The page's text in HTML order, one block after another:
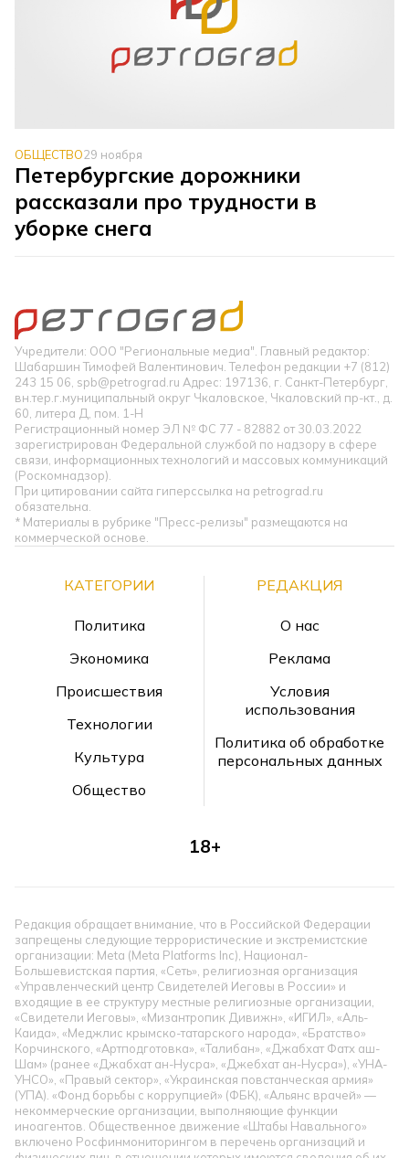
ОБЩЕСТВО29 ноября
Петербургские дорожники
рассказали про трудности в
уборке снега
Учредители: ООО "Региональные медиа". Главный редактор:
Шабаршин Тимофей Валентинович. Телефон редакции +7 (812)
243 15 06, spb@petrograd.ru Адрес: 197136, г. Санкт-Петербург,
вн.тер.г.муниципальный округ Чкаловское, Чкаловский пр-кт., д.
60, литера Д, пом. 1-Н
Регистрационный номер ЭЛ № ФС 77 - 82882 от 30.03.2022
зарегистрирован Федеральной службой по надзору в сфере
связи, информационных технологий и массовых коммуникаций
(Роскомнадзор).
При цитировании сайта гиперссылка на petrograd.ru
обязательна.
* Материалы в рубрике "Пресс-релизы" размещаются на
коммерческой основе.
КАТЕГОРИИ
Политика
Экономика
Происшествия
Технологии
Культура
Общество
РЕДАКЦИЯ
О нас
Реклама
Условия
использования
Политика об обработке
персональных данных
18+
Редакция обращает внимание, что в Российской Федерации
запрещены следующие террористические и экстремистские
организации: Meta (Meta Platforms Inc), Национал-
Большевистская партия, «Сеть», религиозная организация
«Управленческий центр Свидетелей Иеговы в России» и
входящие в ее структуру местные религиозные организации,
«Свидетели Иеговы», «Мизантропик Дивижн», «ИГИЛ», «Аль-
Каида», «Меджлис крымско-татарского народа», «Братство»
Корчинского, «Артподготовка», «Талибан», «Джабхат Фатх аш-
Шам» (ранее «Джабхат ан-Нусра», «Джебхат ан-Нусра»), «УНА-
УНСО», «Правый сектор», «Украинская повстанческая армия»
(УПА). «Фонд борьбы с коррупцией» (ФБК), «Альянс врачей» —
некоммерческие организации, выполняющие функции
иноагентов. Общественное движение «Штабы Навального»
включено Росфинмониторингом в перечень организаций и